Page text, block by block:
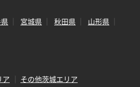
宮城県 秋田県
山形県
ア
その他茨城エリア